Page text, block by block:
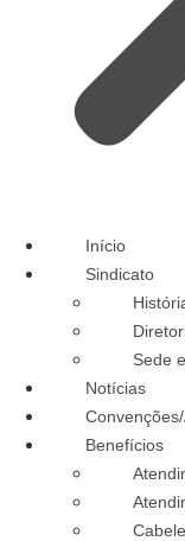
Início
Sindicato
Sede
Notícias
Benefícios